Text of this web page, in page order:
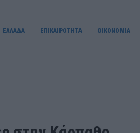
ΕΛΛΑΔΑ ΕΠΙΚΑΙΡΟΤΗΤΑ OIKONOMIA